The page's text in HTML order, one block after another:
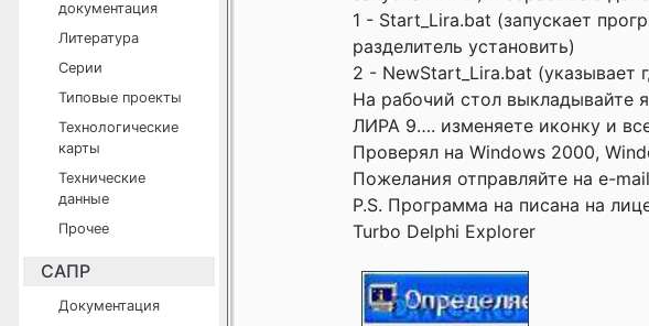
документация
Литература
Серии
Типовые проекты
Технологические
карты
Технические
данные
Прочее
САПР
Документация
1 - Start_Lira.bat (запускает
разделитель установить)
2 - NewStart_Lira.bat (указывает
На рабочий стол выкладывайте
ЛИРА 9…. изменяете иконку и
Проверял на Windows 2000,
Пожелания отправляйте на e-
P.S. Программа на писана на
Turbo Delphi Explorer